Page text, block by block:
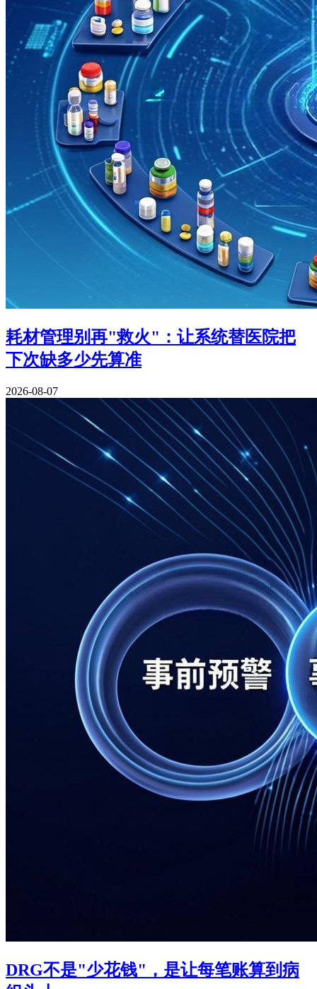
耗材管理别再"救火"：让系统替医院把
下次缺多少先算准
2026-08-07
DRG不是"少花钱"，是让每笔账算到病